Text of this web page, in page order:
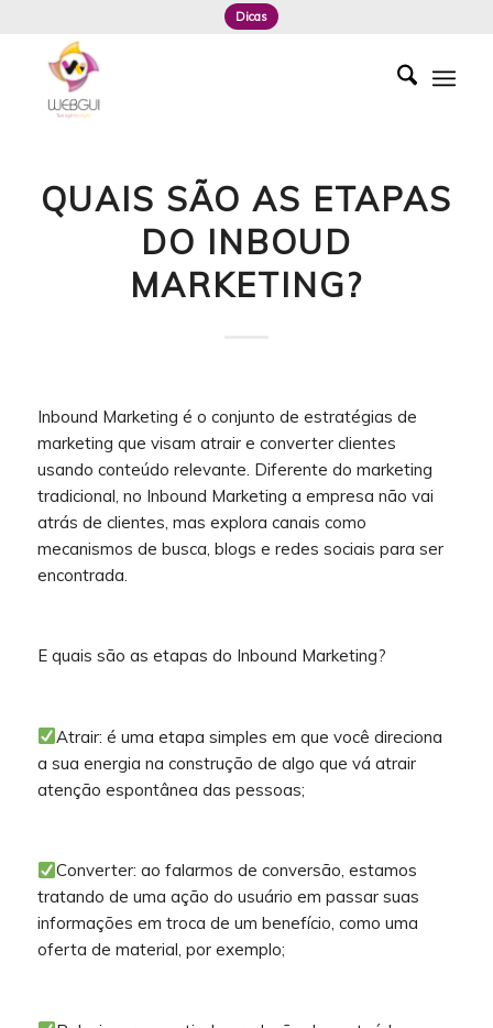
Dicas
QUAIS SÃO AS ETAPAS
DO INBOUD
MARKETING?
Inbound Marketing é o conjunto de estratégias de
marketing que visam atrair e converter clientes
usando conteúdo relevante. Diferente do marketing
tradicional, no Inbound Marketing a empresa não vai
atrás de clientes, mas explora canais como
mecanismos de busca, blogs e redes sociais para ser
encontrada.
E quais são as etapas do Inbound Marketing?
Atrair: é uma etapa simples em que você direciona
a sua energia na construção de algo que vá atrair
atenção espontânea das pessoas;
Converter: ao falarmos de conversão, estamos
tratando de uma ação do usuário em passar suas
informações em troca de um benefício, como uma
oferta de material, por exemplo;